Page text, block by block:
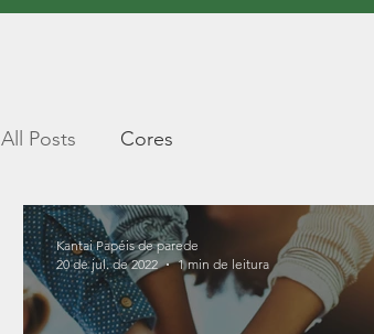
All Posts Cores
Kantai Papéis de parede
20 de jul. de 2022
1 min de leitura